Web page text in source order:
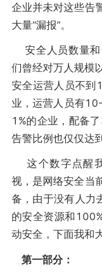
企业并未对这些告
大量“漏报”。
安全人员数量和
们曾经对万人规模
安全运营人员不到
业，运营人员有
1%的企业，配备
告警比例也仅仅达
这个数字点醒
视，是网络安全当
备，由于没有人力
的安全资源和
动安全，下面我和
第一部分：